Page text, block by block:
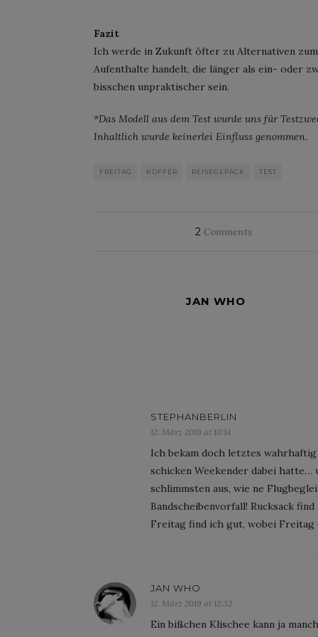
Fazit
Ich werde in Zukunft öfter zu Alternativen
Aufenthalte handelt, die länger als ein- oder
bisschen unpraktischer sein.
*Das Modell aus dem Test wurde uns für
Inhaltlich wurde keinerlei Einfluss genommen.
FREITAG KOFFER REISEGEPÄCK TEST
2 Comments
JAN WHO
STEPHANBERLIN
12. März 2019 at 10:14
Ich bekam doch letztes
schicken Weekender dabei
schlimmsten aus, wie ne
Bandscheibenvorfall! Rucksack
Freitag find ich gut, wobei
JAN WHO
12. März 2019 at 12:32
Ein bißchen Klischee kann ja